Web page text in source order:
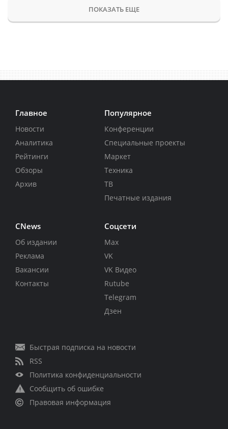
ПОКАЗАТЬ ЕЩЕ
Главное
Новости
Аналитика
Рейтинги
Обзоры
Архив
Популярное
Конференции
Специальные проекты
Маркет
Техника
ТВ
Печатные издания
CNews
Об издании
Реклама
Вакансии
Контакты
Соцсети
Max
VK
VK Видео
Rutube
Telegram
Дзен
Быстрая подписка на новости
RSS
Политика конфиденциальности
Сообщить об ошибке
Правовая информация